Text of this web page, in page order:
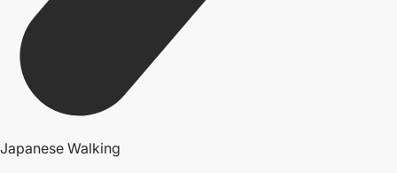
Japanese Walking